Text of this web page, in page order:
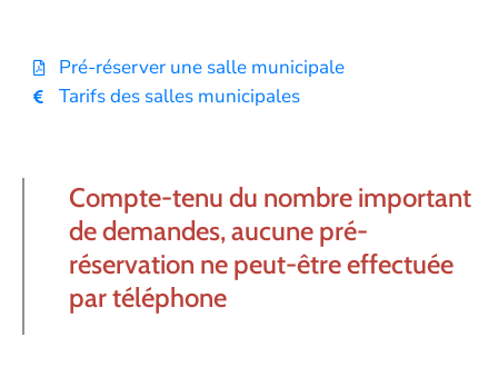
Pré-réserver une salle municipale
Tarifs des salles municipales
Compte-tenu du nombre important
de demandes, aucune pré-
réservation ne peut-être effectuée
par téléphone